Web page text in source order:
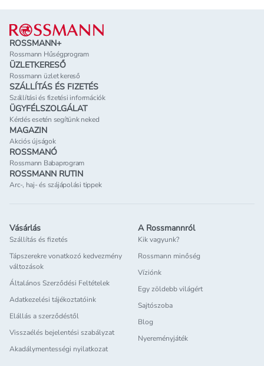
Lábléc
ROSSMANN+
Rossmann Hűségprogram
ÜZLETKERESŐ
Rossmann üzlet kereső
SZÁLLÍTÁS ÉS FIZETÉS
Szállítási és fizetési információk
ÜGYFÉLSZOLGÁLAT
Kérdés esetén segítünk neked
MAGAZIN
Akciós újságok
ROSSMANÓ
Rossmann Babaprogram
ROSSMANN RUTIN
Arc-, haj- és szájápolási tippek
Vásárlás
Szállítás és fizetés
Tápszerekre vonatkozó kedvezmény
változások
Általános Szerződési Feltételek
Adatkezelési tájékoztatóink
Elállás a szerződéstől
Visszaélés bejelentési szabályzat
Akadálymentességi nyilatkozat
A Rossmannról
Kik vagyunk?
Rossmann minőség
Víziónk
Egy zöldebb világért
Sajtószoba
Blog
Nyereményjáték